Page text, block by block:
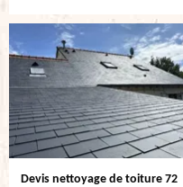
Devis nettoyage de toiture 72